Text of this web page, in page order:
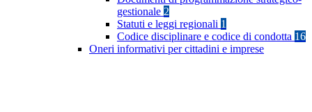
gestionale 2
Statuti e leggi regionali 1
Codice disciplinare e codice di condotta 16
Oneri informativi per cittadini e imprese